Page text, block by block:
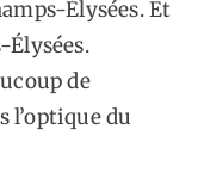
Élysées. Et
Élysées.
de
l’optique du